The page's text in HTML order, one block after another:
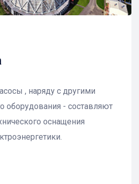
, наряду с другими
оборудования - составляют
оснащения